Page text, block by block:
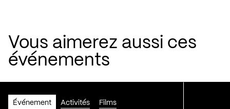
Vous aimerez aussi ces
événements
Événement Activités Films